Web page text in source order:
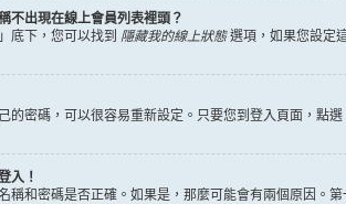
不出現在線上會員列表裡頭？
底下，您可以找到 隱藏我的線上狀態選項，如果您設定
的密碼，可以很容易重新設定。只要您到登入頁面，點選
入！
稱和密碼是否正確。如果是，那麼可能會有兩個原因。